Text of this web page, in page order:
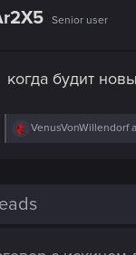
i
:
Senior user
когда будит
R
i
o
VenusVonWillendorf